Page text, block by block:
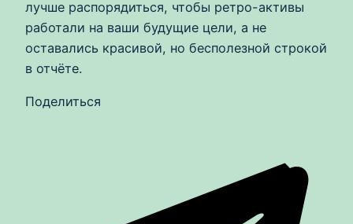
лучше распорядиться, чтобы ретро-активы
работали на ваши будущие цели, а не
оставались красивой, но бесполезной строкой
в отчёте.
Поделиться